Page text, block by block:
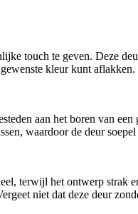
touch te geven. Deze
kleur kunt
aan het boren van
waardoor de deur
terwijl het ontwerp strak
niet dat deze deur